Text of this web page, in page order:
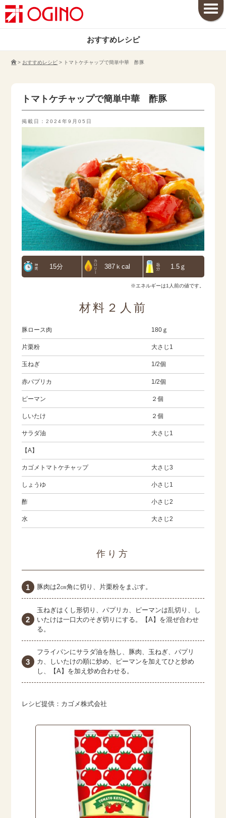
おすすめレシピ
> おすすめレシピ > トマトケチャップで簡単中華 酢豚
トマトケチャップで簡単中華 酢豚
掲載日：2024年9月05日
15分 387ｋcal 1.5ｇ
※エネルギーは1人前の値です。
材料２人前
豚ロース肉 180ｇ
片栗粉 大さじ1
玉ねぎ 1/2個
赤パプリカ 1/2個
ピーマン ２個
しいたけ ２個
サラダ油 大さじ1
【A】
カゴメトマトケチャップ 大さじ3
しょうゆ 小さじ1
酢 小さじ2
水 大さじ2
作り方
豚肉は2㎝角に切り、片栗粉をまぶす。
玉ねぎはくし形切り、パプリカ、ピーマンは乱切り、し
いたけは一口大のそぎ切りにする。【A】を混ぜ合わせ
る。
フライパンにサラダ油を熱し、豚肉、玉ねぎ、パプリ
カ、しいたけの順に炒め、ピーマンを加えてひと炒め
し、【A】を加え炒め合わせる。
レシピ提供：カゴメ株式会社